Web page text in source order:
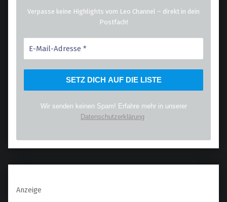
Verpasse keine Highlights vom Leo Channel – direkt in dein
Postfach!
Wir senden keinen Spam! Erfahre mehr in unserer
Datenschutzerklärung
Anzeige